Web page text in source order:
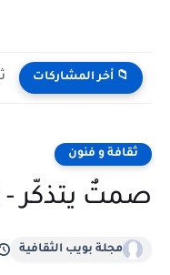
📁 أخر المشاركات
ثقافة و فنون
صمتٌ يتذكّر -
مجلة بويب الثقافية